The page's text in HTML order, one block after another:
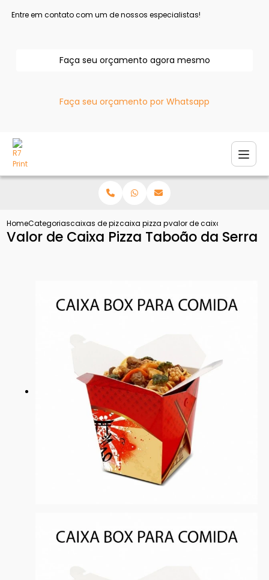
Entre em contato com um de nossos especialistas!
Faça seu orçamento agora mesmo
Faça seu orçamento por Whatsapp
HomeCategoriascaixas de pizzacaixa pizza personalizada
valor de caixa pizza
Valor de Caixa Pizza Taboão da Serra